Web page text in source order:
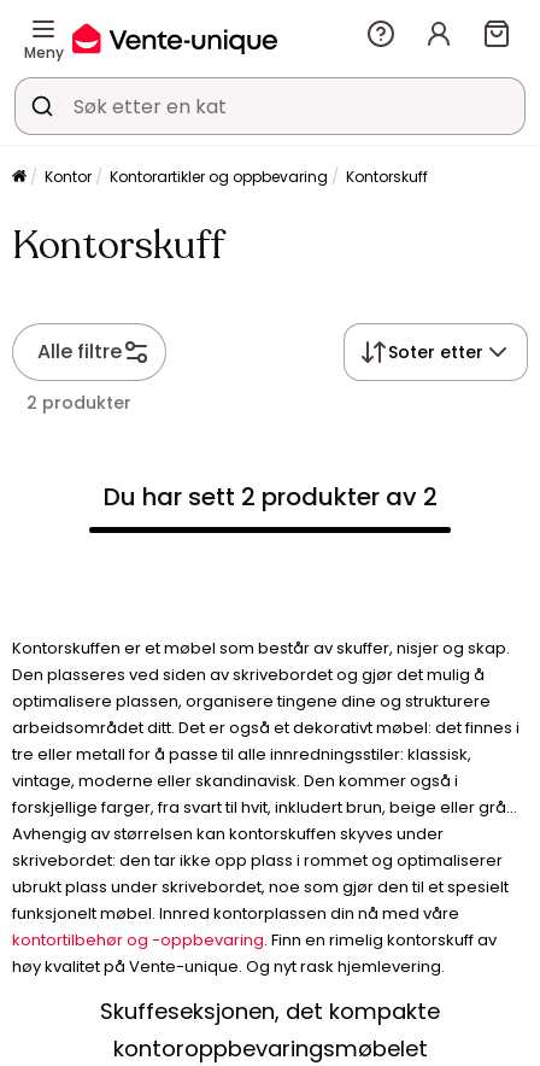
Meny
Kontor Kontorartikler og oppbevaring Kontorskuff
Kontorskuff
Alle filtre Soter etter
2 produkter
Du har sett 2 produkter av 2
Kontorskuffen er et møbel som består av skuffer, nisjer og skap.
Den plasseres ved siden av skrivebordet og gjør det mulig å
optimalisere plassen, organisere tingene dine og strukturere
arbeidsområdet ditt. Det er også et dekorativt møbel: det finnes i
tre eller metall for å passe til alle innredningsstiler: klassisk,
vintage, moderne eller skandinavisk. Den kommer også i
forskjellige farger, fra svart til hvit, inkludert brun, beige eller grå...
Avhengig av størrelsen kan kontorskuffen skyves under
skrivebordet: den tar ikke opp plass i rommet og optimaliserer
ubrukt plass under skrivebordet, noe som gjør den til et spesielt
funksjonelt møbel. Innred kontorplassen din nå med våre
kontortilbehør og -oppbevaring. Finn en rimelig kontorskuff av
høy kvalitet på Vente-unique. Og nyt rask hjemlevering.
Skuffeseksjonen, det kompakte
kontoroppbevaringsmøbelet